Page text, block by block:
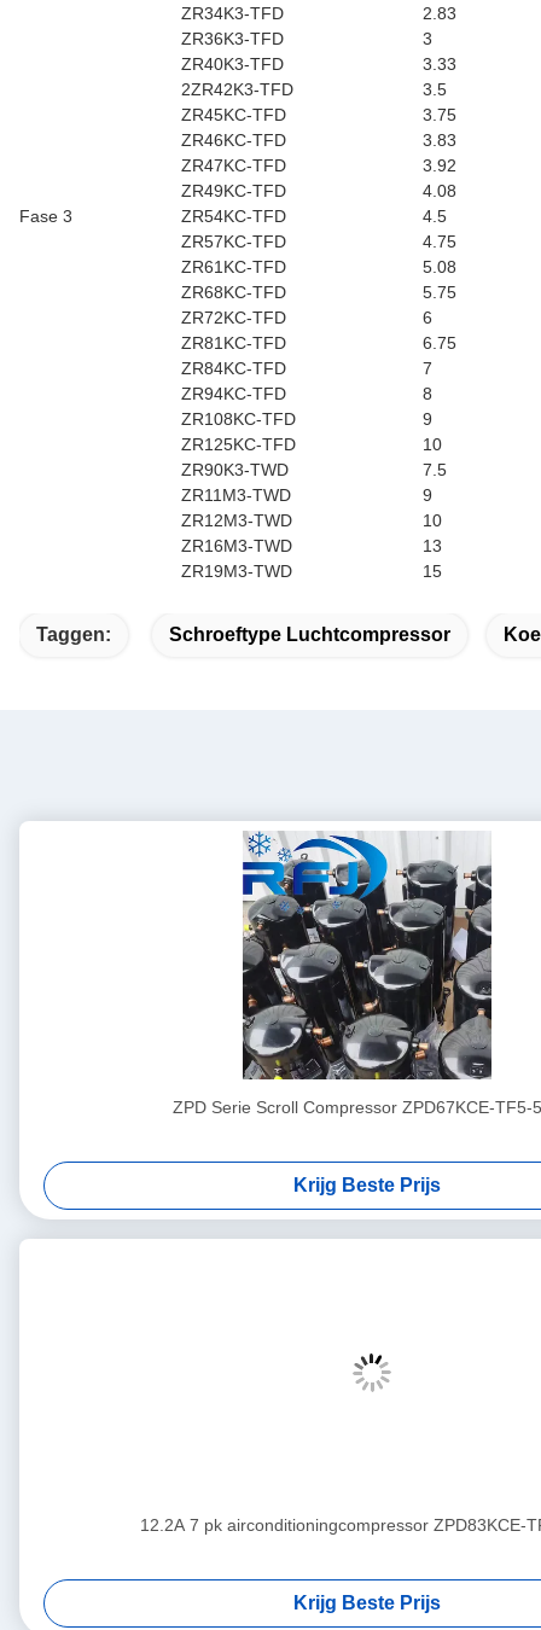
Fase 3
ZR34K3-TFD
2.83
ZR36K3-TFD
3
ZR40K3-TFD
3.33
2ZR42K3-TFD
3.5
ZR45KC-TFD
3.75
ZR46KC-TFD
3.83
ZR47KC-TFD
3.92
ZR49KC-TFD
4.08
ZR54KC-TFD
4.5
ZR57KC-TFD
4.75
ZR61KC-TFD
5.08
ZR68KC-TFD
5.75
ZR72KC-TFD
6
ZR81KC-TFD
6.75
ZR84KC-TFD
7
ZR94KC-TFD
8
ZR108KC-TFD
9
ZR125KC-TFD
10
ZR90K3-TWD
7.5
ZR11M3-TWD
9
ZR12M3-TWD
10
ZR16M3-TWD
13
ZR19M3-TWD
15
Taggen: Schroeftype Luchtcompressor
ZPD Serie Scroll Compressor ZPD67KCE-TF5-
Krijg Beste Prijs
12.2A 7 pk airconditioningcompressor ZPD83KCE-
Krijg Beste Prijs